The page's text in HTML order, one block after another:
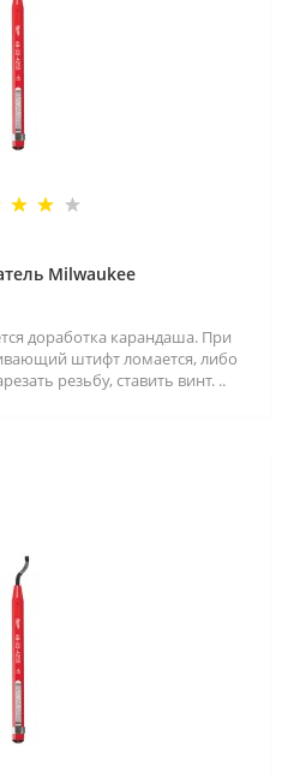
Milwaukee
доработка карандаша. При
штифт ломается, либо
резьбу, ставить винт. ..